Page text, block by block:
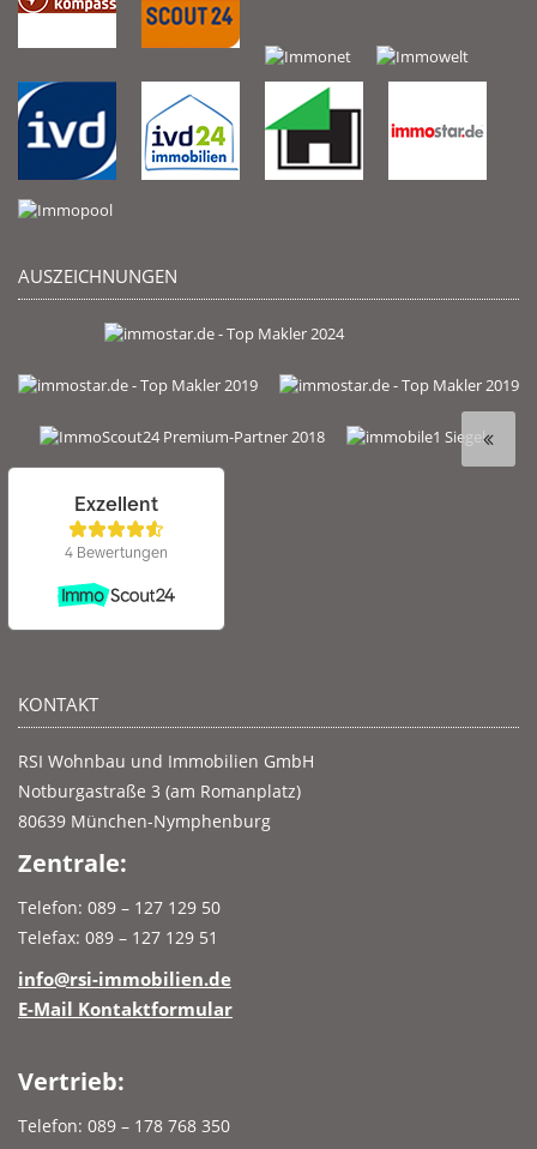
AUSZEICHNUNGEN
KONTAKT
RSI Wohnbau und Immobilien GmbH
Notburgastraße 3 (am Romanplatz)
80639 München-Nymphenburg
Zentrale:
Telefon: 089 – 127 129 50
Telefax: 089 – 127 129 51
info@rsi-immobilien.de
E-Mail Kontaktformular
Vertrieb:
Telefon: 089 – 178 768 350